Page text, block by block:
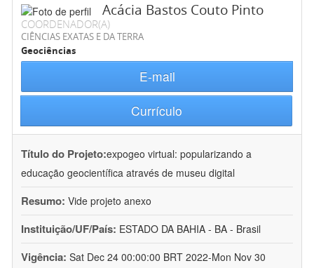
Acácia Bastos Couto Pinto
COORDENADOR(A)
CIÊNCIAS EXATAS E DA TERRA
Geociências
E-mail
Currículo
Título do Projeto:expogeo virtual: popularizando a
educação geocientífica através de museu digital
Resumo: Vide projeto anexo
Instituição/UF/País: ESTADO DA BAHIA - BA - Brasil
Vigência: Sat Dec 24 00:00:00 BRT 2022-Mon Nov 30